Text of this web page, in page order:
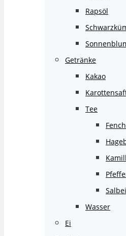
Rapsöl
Getränke
Kakao
Tee
Wasser
Ei